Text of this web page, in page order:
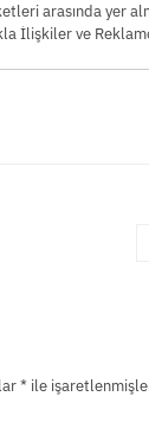
arasında yer
İlişkiler ve
*ile